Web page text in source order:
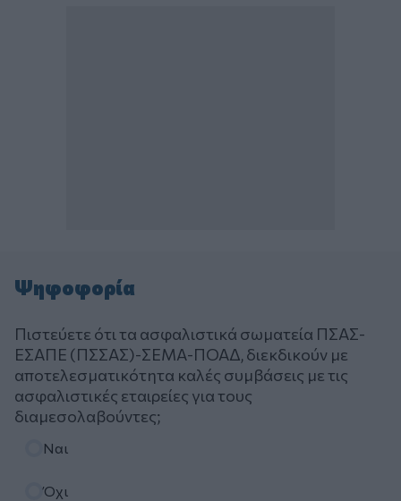
Ψηφοφορία
Πιστεύετε ότι τα ασφαλιστικά σωματεία ΠΣΑΣ-
ΕΣΑΠΕ (ΠΣΣΑΣ)-ΣΕΜΑ-ΠΟΑΔ, διεκδικούν με
αποτελεσματικότητα καλές συμβάσεις με τις
ασφαλιστικές εταιρείες για τους
διαμεσολαβούντες;
Ναι
Όχι